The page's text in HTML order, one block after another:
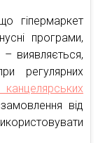
гіпермаркет
програми,
– виявляється,
регулярних
від